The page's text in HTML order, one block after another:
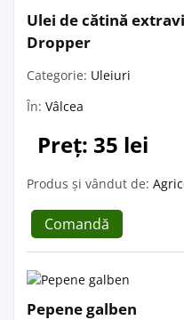
Ulei de cătină
Dropper
Categorie: Uleiuri
În: Vâlcea
Preț: 35 lei
Produs și vândut de:
Comandă
Pepene galben